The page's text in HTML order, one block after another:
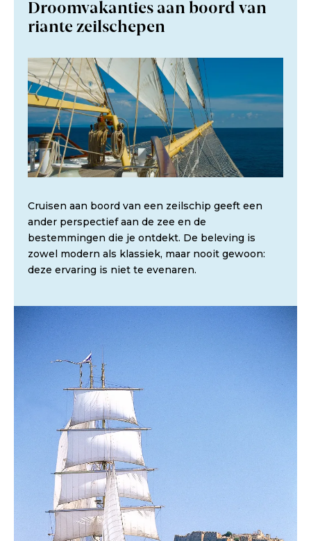
Droomvakanties aan boord van
riante zeilschepen
Cruisen aan boord van een zeilschip geeft een
ander perspectief aan de zee en de
bestemmingen die je ontdekt. De beleving is
zowel modern als klassiek, maar nooit gewoon:
deze ervaring is niet te evenaren.